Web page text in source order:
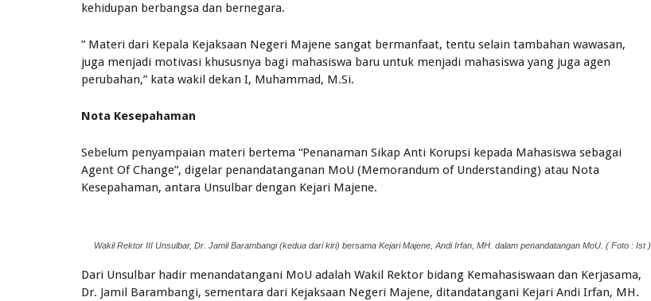
kehidupan berbangsa dan bernegara.
” Materi dari Kepala Kejaksaan Negeri Majene sangat bermanfaat, tentu selain tambahan wawasan,
juga menjadi motivasi khususnya bagi mahasiswa baru untuk menjadi mahasiswa yang juga agen
perubahan,” kata wakil dekan I, Muhammad, M.Si.
Nota Kesepahaman
Sebelum penyampaian materi bertema “Penanaman Sikap Anti Korupsi kepada Mahasiswa sebagai
Agent Of Change”, digelar penandatanganan MoU (Memorandum of Understanding) atau Nota
Kesepahaman, antara Unsulbar dengan Kejari Majene.
Wakil Rektor III Unsulbar, Dr. Jamil Barambangi (kedua dari kiri) bersama Kejari Majene, Andi Irfan, MH. dalam penandatangan MoU. ( Foto : Ist )
Dari Unsulbar hadir menandatangani MoU adalah Wakil Rektor bidang Kemahasiswaan dan Kerjasama,
Dr. Jamil Barambangi, sementara dari Kejaksaan Negeri Majene, ditandatangani Kejari Andi Irfan, MH.